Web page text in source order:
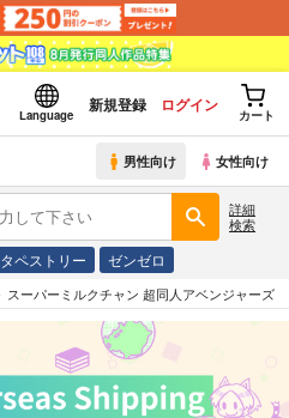
Language
新規登録 ログイン
カート
男性向け 女性向け
詳細
検索
タペストリー ゼンゼロ
スーパーミルクチャン 超同人アベンジャーズ